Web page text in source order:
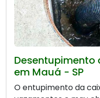
Desentupimento
em Mauá - SP
O entupimento da